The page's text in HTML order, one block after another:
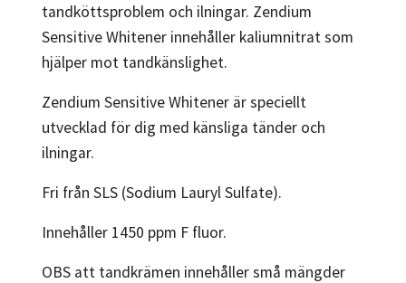
tandköttsproblem och ilningar. Zendium
Sensitive Whitener innehåller kaliumnitrat som
hjälper mot tandkänslighet.
Zendium Sensitive Whitener är speciellt
utvecklad för dig med känsliga tänder och
ilningar.
Fri från SLS (Sodium Lauryl Sulfate).
Innehåller 1450 ppm F fluor.
OBS att tandkrämen innehåller små mängder